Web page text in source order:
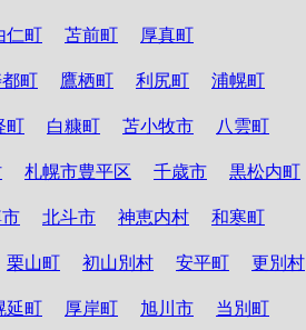
仁町 苫前町 厚真町
町 鷹栖町 利尻町 浦幌町
町 白糠町 苫小牧市 八雲町
札幌市豊平区 千歳市 黒松内町
北斗市 神恵内村 和寒町
栗山町 初山別村 安平町 更別村
延町 厚岸町 旭川市 当別町